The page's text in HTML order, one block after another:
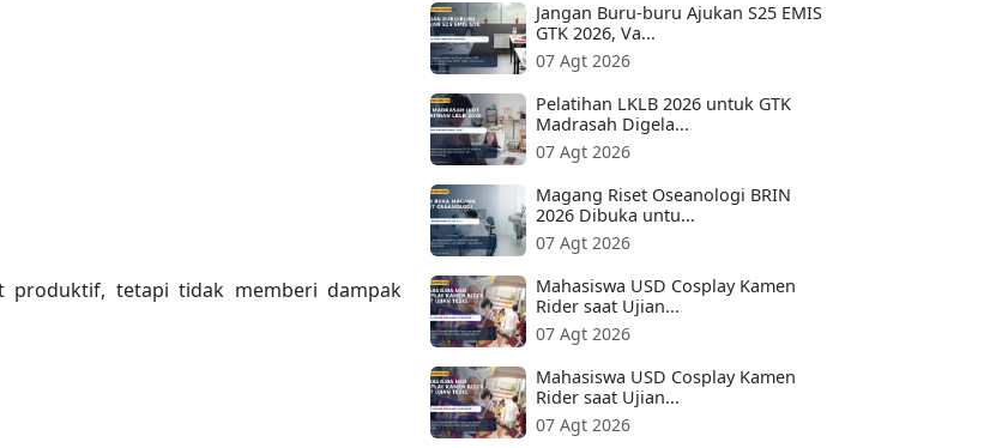
produktif, tetapi tidak memberi dampak
Jangan Buru-buru Ajukan S25 EMIS
GTK 2026, Va...
07 Agt 2026
Pelatihan LKLB 2026 untuk GTK
Madrasah Digela...
07 Agt 2026
Magang Riset Oseanologi BRIN
2026 Dibuka untu...
07 Agt 2026
Mahasiswa USD Cosplay Kamen
Rider saat Ujian...
07 Agt 2026
Mahasiswa USD Cosplay Kamen
Rider saat Ujian...
07 Agt 2026